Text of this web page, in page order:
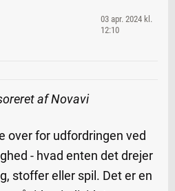
03 apr. 2024 kl.
12:10
af Novavi
over for udfordringen ved
- hvad enten det drejer
, stoffer eller spil. Det er en